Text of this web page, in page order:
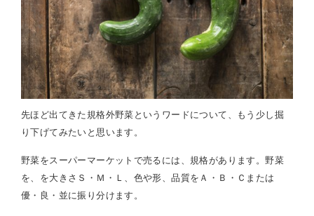
先ほど出てきた規格外野菜というワードについて、もう少し掘
り下げてみたいと思います。
野菜をスーパーマーケットで売るには、規格があります。野菜
を、を大きさＳ・Ｍ・Ｌ、色や形、品質をＡ・Ｂ・Ｃまたは
優・良・並に振り分けます。